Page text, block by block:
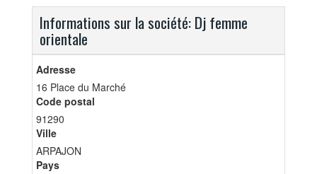
Informations sur la société: Dj femme
orientale
Adresse
16 Place du Marché
Code postal
91290
Ville
ARPAJON
Pays